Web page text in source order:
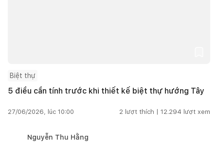
Biệt thự
5 điều cần tính trước khi thiết kế biệt thự hướng Tây
27/06/2026, lúc 10:00 2 lượt thích | 12.294 lượt xem
Nguyễn Thu Hằng